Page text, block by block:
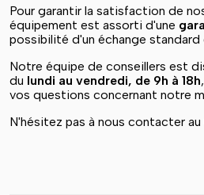
Pour garantir la satisfaction de
équipement est assorti d'une
possibilité d'un échange standard
Notre équipe de conseillers est
du lundi au vendredi, de 9h à 18h
vos questions concernant notre
N'hésitez pas à nous contacter au